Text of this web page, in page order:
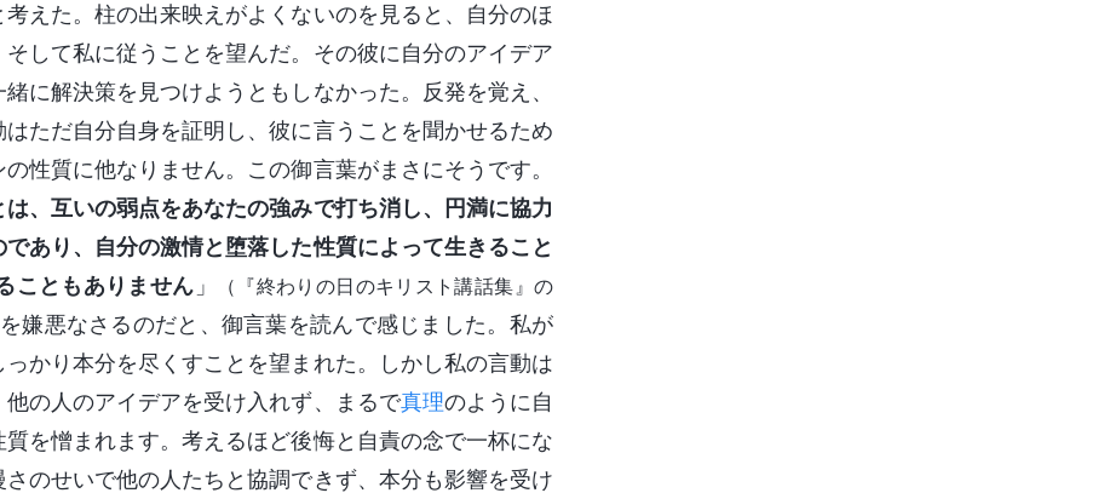
えた。柱の出来映えがよくないのを見ると、自分のほ
して私に従うことを望んだ。その彼に自分のアイデア
に解決策を見つけようともしなかった。反発を覚え、
ただ自分自身を証明し、彼に言うことを聞かせるため
性質に他なりません。この御言葉がまさにそうです。
、互いの弱点をあなたの強みで打ち消し、円満に協力
あり、自分の激情と堕落した性質によって生きること
こともありません 」
（『終わりの日のキリスト講話集』の
嫌悪なさるのだと、御言葉を読んで感じました。私が
かり本分を尽くすことを望まれた。しかし私の言動は
の人のアイデアを受け入れず、まるで真理のように自
を憎まれます。考えるほど後悔と自責の念で一杯にな
のせいで他の人たちと協調できず、本分も影響を受け